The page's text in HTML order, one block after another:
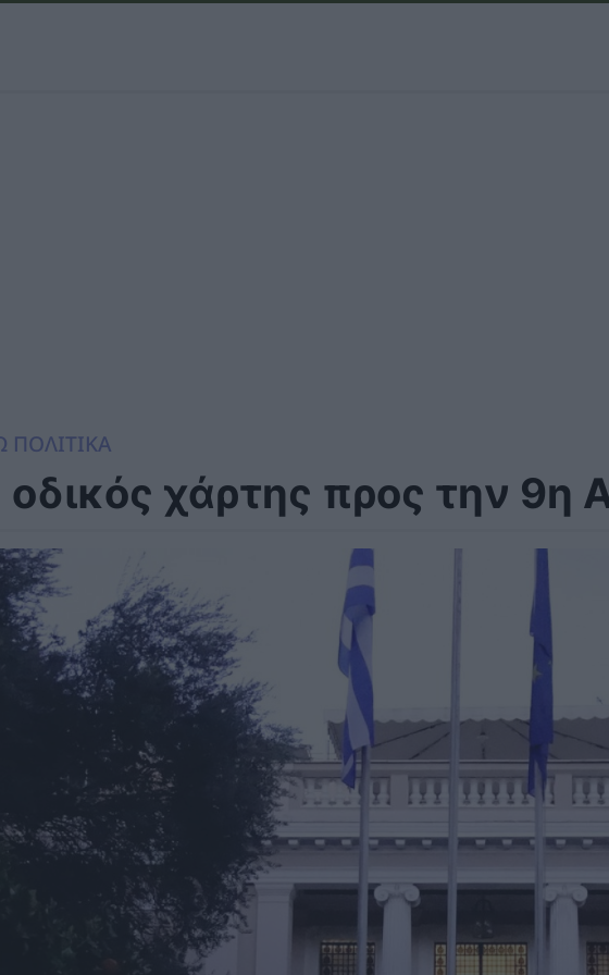
ΠΟΛΙΤΙΚΑ
χάρτης προς την 9η